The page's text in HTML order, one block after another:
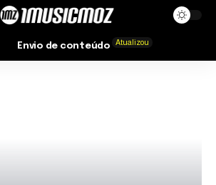
Envio de conteúdo Atualizou